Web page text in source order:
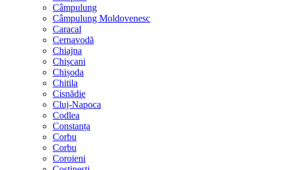
Câmpulung
Câmpulung Moldovenesc
Caracal
Cernavodă
Chiajna
Chișcani
Chișoda
Chitila
Cisnădie
Cluj-Napoca
Codlea
Constanța
Corbu
Corbu
Coroieni